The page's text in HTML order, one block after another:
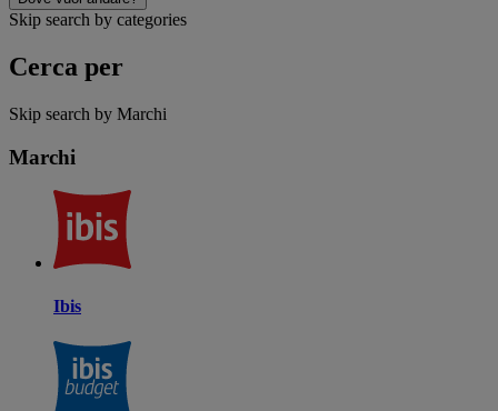
Skip search by categories
Cerca per
Skip search by Marchi
Marchi
Ibis